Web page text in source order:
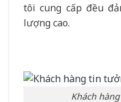
tôi cung cấp đều
lượng cao.
Khách